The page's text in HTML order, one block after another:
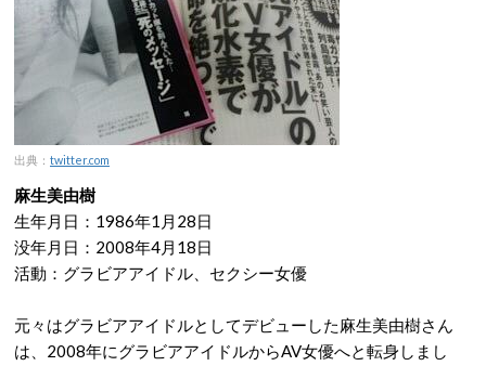
出典： twitter.com
麻生美由樹
生年月日：1986年1月28日
没年月日：2008年4月18日
活動：グラビアアイドル、セクシー女優
元々はグラビアアイドルとしてデビューした麻生美由樹さん
は、2008年にグラビアアイドルからAV女優へと転身しまし